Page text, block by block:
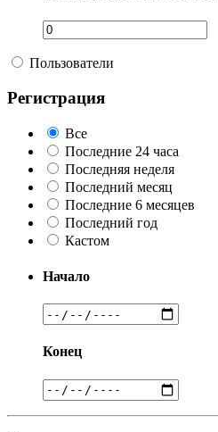
Пользователи
Регистрация
Все
Последние 24 часа
Последняя неделя
Последний месяц
Последние 6 месяцев
Последний год
Кастом
Начало
Конец